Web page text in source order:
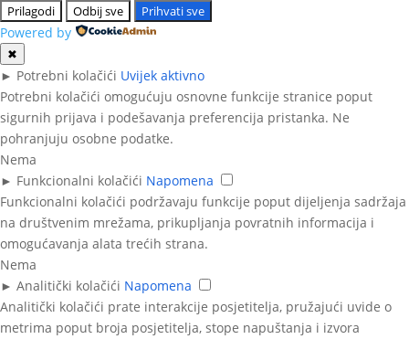
Prilagodi Odbij sve Prihvati sve
Powered by
✖
► Potrebni kolačići Uvijek aktivno
Potrebni kolačići omogućuju osnovne funkcije stranice poput
sigurnih prijava i podešavanja preferencija pristanka. Ne
pohranjuju osobne podatke.
Nema
► Funkcionalni kolačići Napomena
Funkcionalni kolačići podržavaju funkcije poput dijeljenja sadržaja
na društvenim mrežama, prikupljanja povratnih informacija i
omogućavanja alata trećih strana.
Nema
► Analitički kolačići Napomena
Analitički kolačići prate interakcije posjetitelja, pružajući uvide o
metrima poput broja posjetitelja, stope napuštanja i izvora